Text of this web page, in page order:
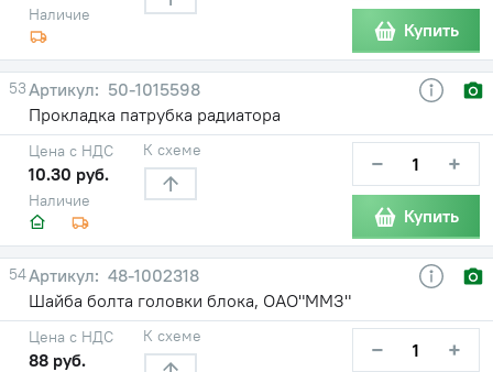
Наличие
Купить
53
50-1015598
Прокладка патрубка радиатора
Наличие
Цена с НДС
10.30 руб.
К схеме − +
Купить
54
48-1002318
Шайба болта головки блока, ОАО"ММЗ"
Цена с НДС
88 руб.
К схеме − +